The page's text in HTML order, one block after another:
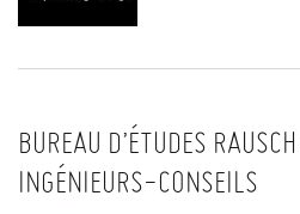
BUREAU D’ÉTUDES
INGÉNIEURS-CONSEILS